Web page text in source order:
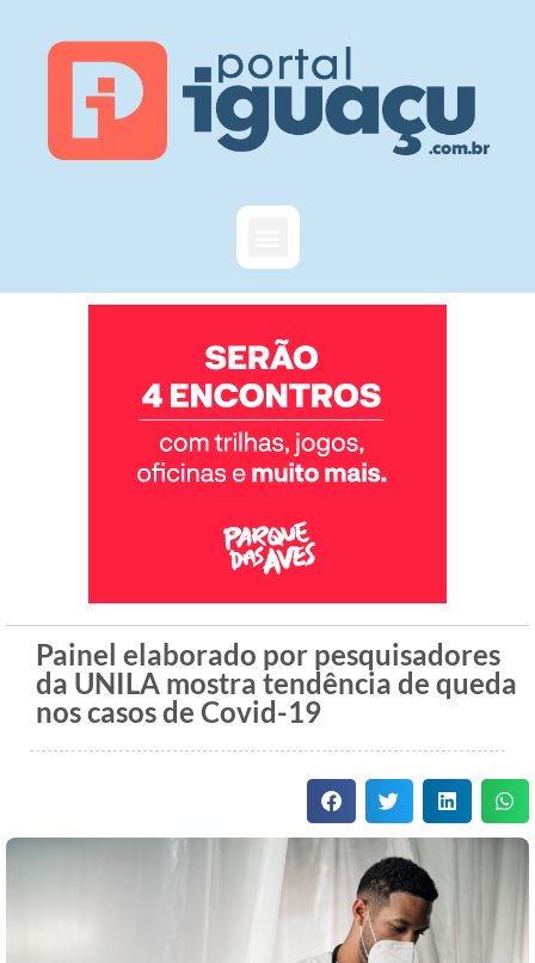
Painel elaborado por pesquisadores
da UNILA mostra tendência de queda
nos casos de Covid-19